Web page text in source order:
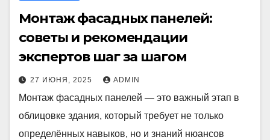
Монтаж фасадных панелей:
советы и рекомендации
экспертов шаг за шагом
27 ИЮНЯ, 2025 ADMIN
Монтаж фасадных панелей — это важный этап в
облицовке здания, который требует не только
определённых навыков, но и знаний нюансов